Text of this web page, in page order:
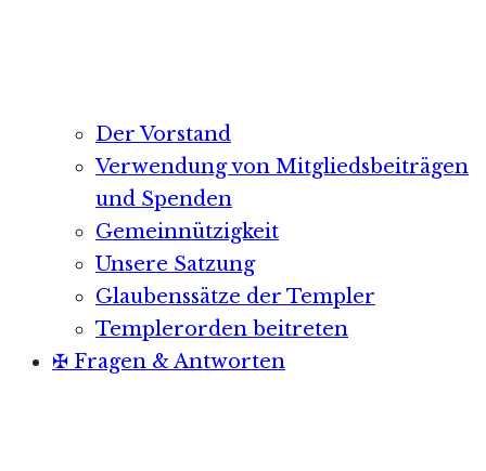
Der Vorstand
Verwendung von Mitgliedsbeiträgen
und Spenden
Gemeinnützigkeit
Unsere Satzung
Glaubenssätze der Templer
Templerorden beitreten
✠ Fragen & Antworten